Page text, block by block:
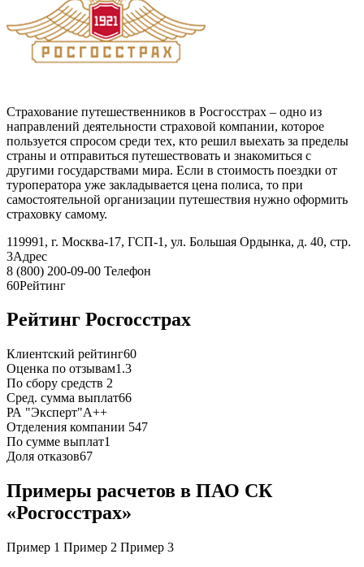
Страхование путешественников в Росгосстрах – одно из
направлений деятельности страховой компании, которое
пользуется спросом среди тех, кто решил выехать за пределы
страны и отправиться путешествовать и знакомиться с
другими государствами мира. Если в стоимость поездки от
туроператора уже закладывается цена полиса, то при
самостоятельной организации путешествия нужно оформить
страховку самому.
119991, г. Москва-17, ГСП-1, ул. Большая Ордынка, д. 40, стр.
3Адрес
8 (800) 200-09-00 Телефон
60Рейтинг
Рейтинг Росгосстрах
Клиентский рейтинг60
Оценка по отзывам1.3
По сбору средств 2
Сред. сумма выплат66
РА "Эксперт"A++
Отделения компании 547
По сумме выплат1
Доля отказов67
Примеры расчетов в ПАО СК
«Росгосстрах»
Пример 1 Пример 2 Пример 3